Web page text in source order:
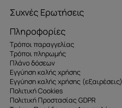
Συχνές Ερωτήσεις
Πληροφορίες
Τρόποι παραγγελίας
Τρόποι πληρωμής
Πλάνο δόσεων
Εγγύηση καλής χρήσης
Εγγύηση καλής χρήσης (εξαιρέσεις)
Πολιτική Cookies
Πολιτική Προστασίας GDPR